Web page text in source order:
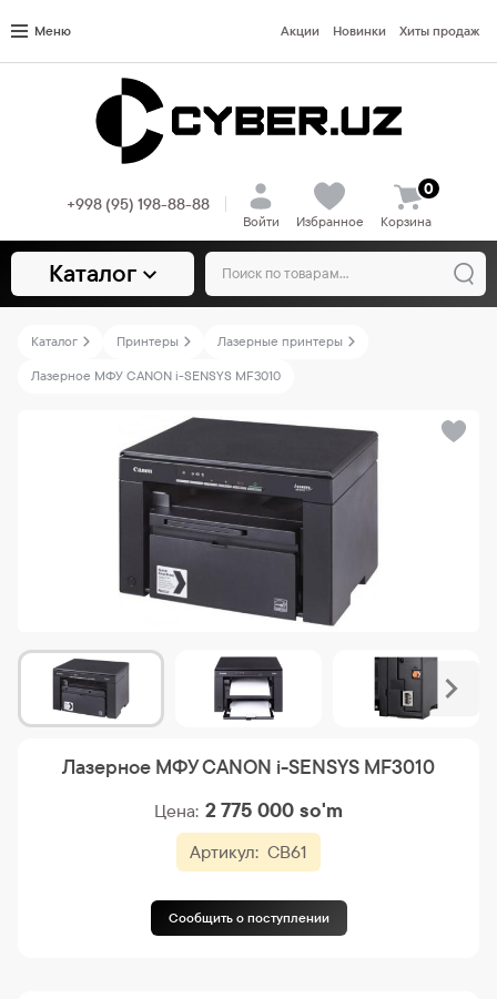
Меню Акции Новинки Хиты продаж
+998 (95) 198-88-88
Войти Избранное Корзина
0
Каталог
Каталог Принтеры
Лазерные принтеры
Лазерное МФУ CANON i-SENSYS MF3010
Лазерное МФУ CANON i-SENSYS MF3010
Артикул: CB61
Цена: 2 775 000 so'm
Сообщить о поступлении